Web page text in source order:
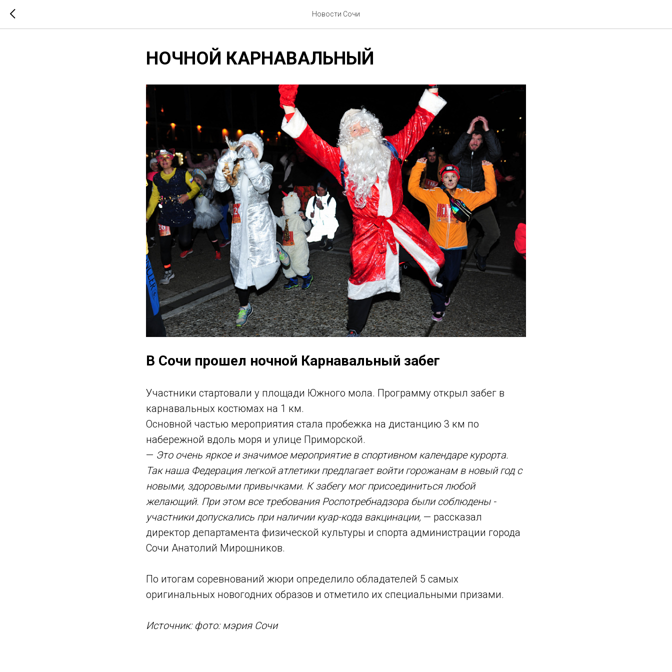
Новости Сочи
НОЧНОЙ КАРНАВАЛЬНЫЙ
В Сочи прошел ночной Карнавальный забег
Участники стартовали у площади Южного мола. Программу открыл забег в
карнавальных костюмах на 1 км.
Основной частью мероприятия стала пробежка на дистанцию 3 км по
набережной вдоль моря и улице Приморской.
— Это очень яркое и значимое мероприятие в спортивном календаре курорта.
Так наша Федерация легкой атлетики предлагает войти горожанам в новый год с
новыми, здоровыми привычками. К забегу мог присоединиться любой
желающий. При этом все требования Роспотребнадзора были соблюдены -
участники допускались при наличии куар-кода вакцинации, — рассказал
директор департамента физической культуры и спорта администрации города
Сочи Анатолий Мирошников.
По итогам соревнований жюри определило обладателей 5 самых
оригинальных новогодних образов и отметило их специальными призами.
Источник: фото: мэрия Сочи